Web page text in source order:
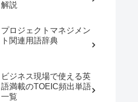
解説
プロジェクトマネジメン
ト関連用語辞典
ビジネス現場で使える英
語満載のTOEIC頻出単語
一覧